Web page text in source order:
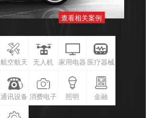
查看相关案例
航空航天 无人机 家用电器 医疗器械
通讯设备 消费电子 照明 金融